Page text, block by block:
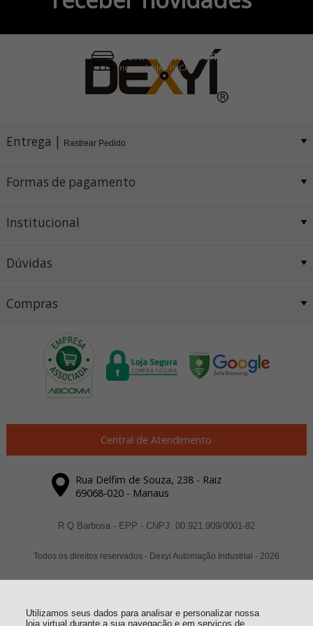
Utilizamos seus dados para analisar e personalizar nossa
loja virtual durante a sua navegação e em serviços de
Pix e Boleto
Conheça também
nossa LOJA FÍSICA
Entrega | Rastrear Pedido
Formas de pagamento
Institucional
Dúvidas
Compras
Central de Atendimento
Rua Delfim de Souza, 238 - Raiz
69068-020 - Manaus
R Q Barbosa - EPP - CNPJ: 00.921.909/0001-82
Todos os direitos reservados -Dexyi Automação Industrial -2026